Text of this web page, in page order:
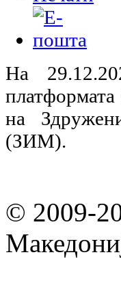
На
на
(ЗИМ).
© 2009-